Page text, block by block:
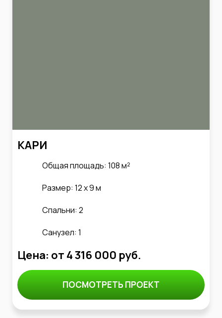
КАРИ
Общая площадь: 108 м²
Размер: 12 х 9 м
Спальни: 2
Санузел: 1
Цена: от 4 316 000 руб.
ПОСМОТРЕТЬ ПРОЕКТ